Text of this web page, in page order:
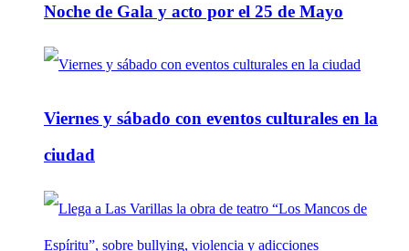
Noche de Gala y acto por el 25 de Mayo
Viernes y sábado con eventos culturales en la
ciudad